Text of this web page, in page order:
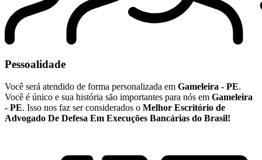
Pessoalidade
Você será atendido de forma personalizada em Gameleira - PE.
Você é único e sua história são importantes para nós em Gameleira
- PE. Isso nos faz ser considerados o Melhor Escritório de
Advogado De Defesa Em Execuções Bancárias do Brasil!